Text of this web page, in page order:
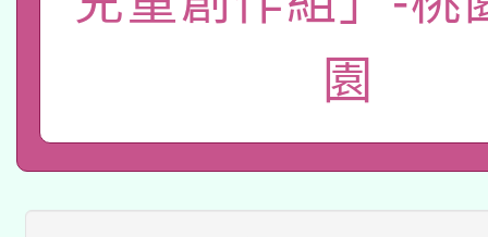
師專業成長研習實施計
方素養工作坊新北場」
「族語學習班」招生簡
文教學共融平台-教案
教育部國民及學前教
年度COVID-19疫苗接
接種對象擴大為「滿6
轉知經濟部水利署委託
業技術研究院辦理「
115年8月22日(星期六
桃園市孔廟祈福系列
2026年桃園地景藝術
園